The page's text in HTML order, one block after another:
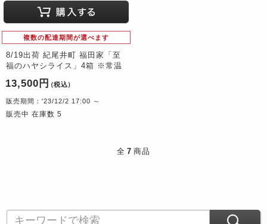
複数の配達期間が選べます
8/19出荷 紀尾井町 福田家「至
福のハヤシライス」4箱 ※常温
13,500円 （税込）
販売期間：'23/12/2 17:00 ～
販売中 在庫数 5
全 7 商品